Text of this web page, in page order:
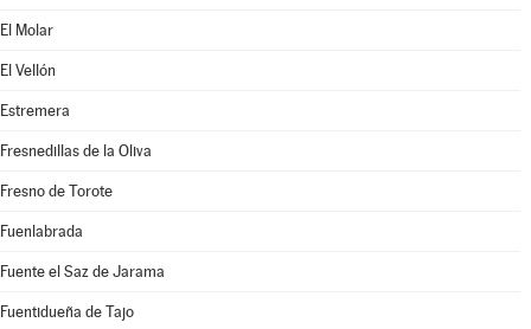
El Molar
El Vellón
Estremera
Fresnedillas de la Oliva
Fresno de Torote
Fuenlabrada
Fuente el Saz de Jarama
Fuentidueña de Tajo